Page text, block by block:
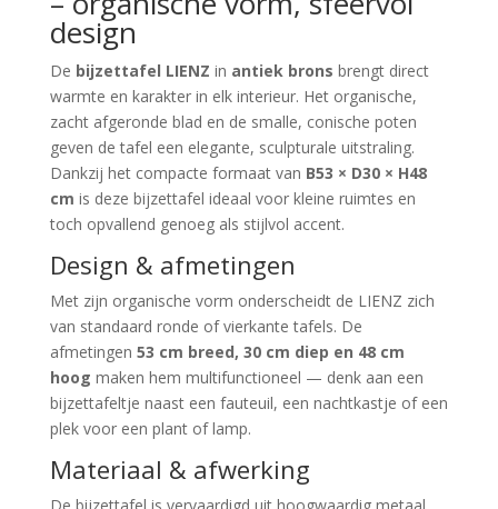
design
De bijzettafel LIENZ in antiek brons brengt direct
warmte en karakter in elk interieur. Het organische,
zacht afgeronde blad en de smalle, conische poten
geven de tafel een elegante, sculpturale uitstraling.
Dankzij het compacte formaat van B53 × D30 × H48
cm is deze bijzettafel ideaal voor kleine ruimtes en
toch opvallend genoeg als stijlvol accent.
Design & afmetingen
Met zijn organische vorm onderscheidt de LIENZ zich
van standaard ronde of vierkante tafels. De
afmetingen 53 cm breed, 30 cm diep en 48 cm
hoog maken hem multifunctioneel — denk aan een
bijzettafeltje naast een fauteuil, een nachtkastje of een
plek voor een plant of lamp.
Materiaal & afwerking